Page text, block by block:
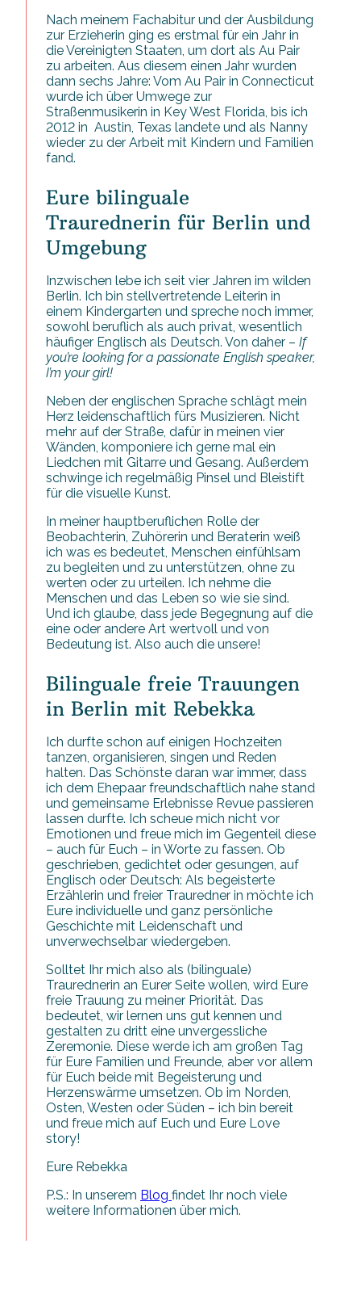
Nach meinem Fachabitur und der Ausbildung
zur Erzieherin ging es erstmal für ein Jahr in
die Vereinigten Staaten, um dort als Au Pair
zu arbeiten. Aus diesem einen Jahr wurden
dann sechs Jahre: Vom Au Pair in Connecticut
wurde ich über Umwege zur
Straßenmusikerin in Key West Florida, bis ich
2012 in Austin, Texas landete und als Nanny
wieder zu der Arbeit mit Kindern und Familien
fand.
Eure bilinguale
Traurednerin für Berlin und
Umgebung
Inzwischen lebe ich seit vier Jahren im wilden
Berlin. Ich bin stellvertretende Leiterin in
einem Kindergarten und spreche noch immer,
sowohl beruflich als auch privat, wesentlich
häufiger Englisch als Deutsch. Von daher – If
you’re looking for a passionate English speaker,
I’m your girl!
Neben der englischen Sprache schlägt mein
Herz leidenschaftlich fürs Musizieren. Nicht
mehr auf der Straße, dafür in meinen vier
Wänden, komponiere ich gerne mal ein
Liedchen mit Gitarre und Gesang. Außerdem
schwinge ich regelmäßig Pinsel und Bleistift
für die visuelle Kunst.
In meiner hauptberuflichen Rolle der
Beobachterin, Zuhörerin und Beraterin weiß
ich was es bedeutet, Menschen einfühlsam
zu begleiten und zu unterstützen, ohne zu
werten oder zu urteilen. Ich nehme die
Menschen und das Leben so wie sie sind.
Und ich glaube, dass jede Begegnung auf die
eine oder andere Art wertvoll und von
Bedeutung ist. Also auch die unsere!
Bilinguale freie Trauungen
in Berlin mit Rebekka
Ich durfte schon auf einigen Hochzeiten
tanzen, organisieren, singen und Reden
halten. Das Schönste daran war immer, dass
ich dem Ehepaar freundschaftlich nahe stand
und gemeinsame Erlebnisse Revue passieren
lassen durfte. Ich scheue mich nicht vor
Emotionen und freue mich im Gegenteil diese
– auch für Euch – in Worte zu fassen. Ob
geschrieben, gedichtet oder gesungen, auf
Englisch oder Deutsch: Als begeisterte
Erzählerin und freier Trauredner in möchte ich
Eure individuelle und ganz persönliche
Geschichte mit Leidenschaft und
unverwechselbar wiedergeben.
Solltet Ihr mich also als (bilinguale)
Traurednerin an Eurer Seite wollen, wird Eure
freie Trauung zu meiner Priorität. Das
bedeutet, wir lernen uns gut kennen und
gestalten zu dritt eine unvergessliche
Zeremonie. Diese werde ich am großen Tag
für Eure Familien und Freunde, aber vor allem
für Euch beide mit Begeisterung und
Herzenswärme umsetzen. Ob im Norden,
Osten, Westen oder Süden – ich bin bereit
und freue mich auf Euch und Eure Love
story!
Eure Rebekka
P.S.: In unserem Blog findet Ihr noch viele
weitere Informationen über mich.